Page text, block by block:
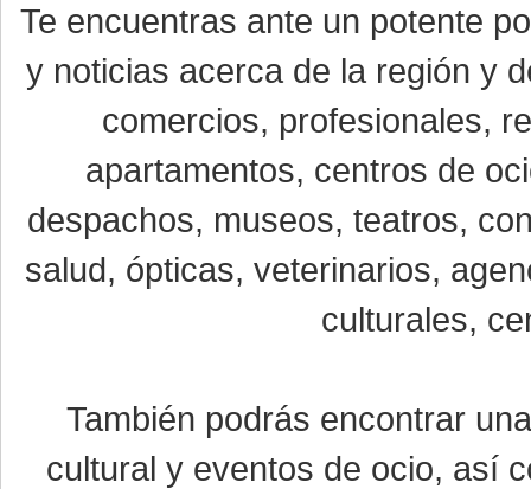
Te encuentras ante un potente
y noticias acerca de la región y
comercios, profesionales,
apartamentos, centros de
despachos, museos, teatros,
salud, ópticas, veterinarios,
culturales,
También podrás encontrar
cultural y eventos de ocio, así